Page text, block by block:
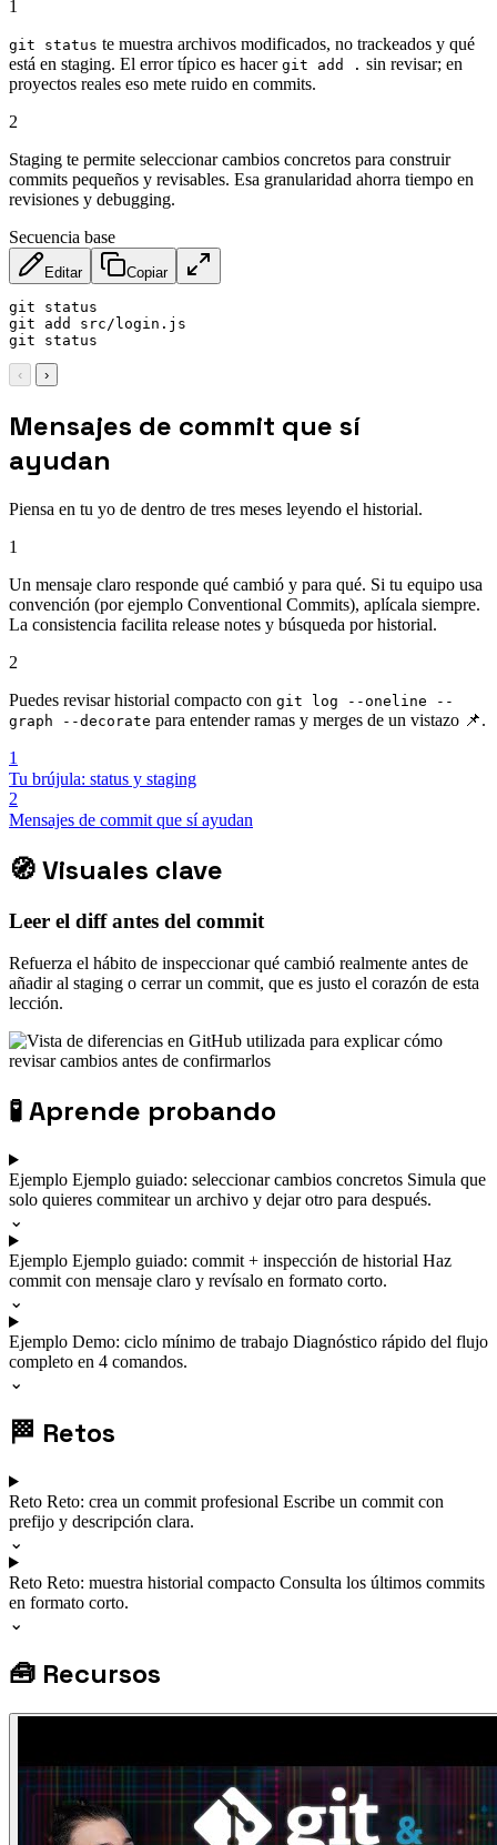
1
git status te muestra archivos modificados, no trackeados y qué
está en staging. El error típico es hacer git add . sin revisar; en
proyectos reales eso mete ruido en commits.
2
Staging te permite seleccionar cambios concretos para construir
commits pequeños y revisables. Esa granularidad ahorra tiempo en
revisiones y debugging.
Secuencia base
Editar Copiar
git status
git add src/login.js
git status
‹ ›
Mensajes de commit que sí
ayudan
Piensa en tu yo de dentro de tres meses leyendo el historial.
1
Un mensaje claro responde qué cambió y para qué. Si tu equipo usa
convención (por ejemplo Conventional Commits), aplícala siempre.
La consistencia facilita release notes y búsqueda por historial.
2
Puedes revisar historial compacto con git log --oneline --
graph --decorate para entender ramas y merges de un vistazo 📌.
1
Tu brújula: status y staging
2
Mensajes de commit que sí ayudan
🧭Visuales clave
Leer el diff antes del commit
Refuerza el hábito de inspeccionar qué cambió realmente antes de
añadir al staging o cerrar un commit, que es justo el corazón de esta
lección.
🧪Aprende probando
Ejemplo Ejemplo guiado: seleccionar cambios concretos Simula que
solo quieres commitear un archivo y dejar otro para después.
⌄
Ejemplo Ejemplo guiado: commit + inspección de historial Haz
commit con mensaje claro y revísalo en formato corto.
⌄
Ejemplo Demo: ciclo mínimo de trabajo Diagnóstico rápido del flujo
completo en 4 comandos.
⌄
🏁 Retos
Reto Reto: crea un commit profesional Escribe un commit con
prefijo y descripción clara.
⌄
Reto Reto: muestra historial compacto Consulta los últimos commits
en formato corto.
⌄
🧰 Recursos